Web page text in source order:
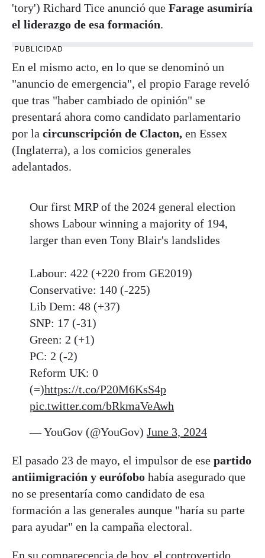
'tory') Richard Tice anunció que Farage asumiría
el liderazgo de esa formación.
PUBLICIDAD
En el mismo acto, en lo que se denominó un
"anuncio de emergencia", el propio Farage reveló
que tras "haber cambiado de opinión" se
presentará ahora como candidato parlamentario
por la circunscripción de Clacton, en Essex
(Inglaterra), a los comicios generales
adelantados.
Our first MRP of the 2024 general election
shows Labour winning a majority of 194,
larger than even Tony Blair's landslides
Labour: 422 (+220 from GE2019)
Conservative: 140 (-225)
Lib Dem: 48 (+37)
SNP: 17 (-31)
Green: 2 (+1)
PC: 2 (-2)
Reform UK: 0
(=)https://t.co/P20M6KsS4p
pic.twitter.com/bRkmaVeAwh
— YouGov (@YouGov) June 3, 2024
El pasado 23 de mayo, el impulsor de ese partido
antiimigración y eurófobo había asegurado que
no se presentaría como candidato de esa
formación a las generales aunque "haría su parte
para ayudar" en la campaña electoral.
En su comparecencia de hoy, el controvertido